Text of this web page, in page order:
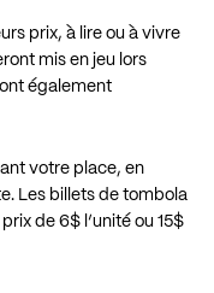
prix, à lire ou à vivre
mis en jeu lors
également
votre place, en
Les billets de tombola
de 6$ l’unité ou 15$